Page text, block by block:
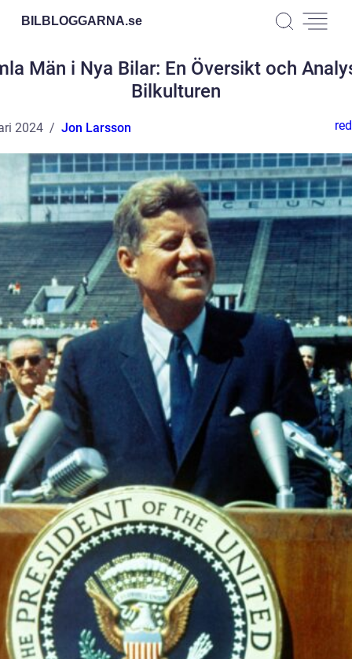
BILBLOGGARNA.se
Män i Nya Bilar: En Översikt och
Bilkulturen
2024 Jon Larsson